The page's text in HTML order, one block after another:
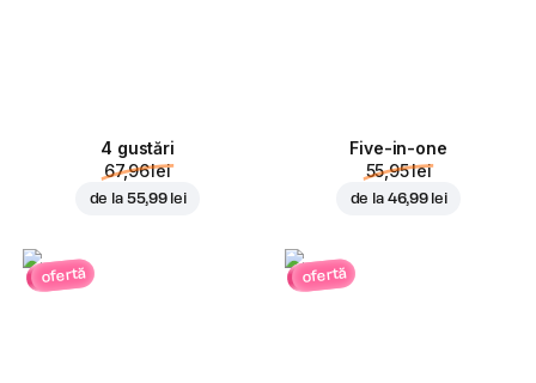
4 gustări
67,96 lei
de la 55,99 lei
Five-in-one
55,95 lei
de la 46,99 lei
ofertă ofertă